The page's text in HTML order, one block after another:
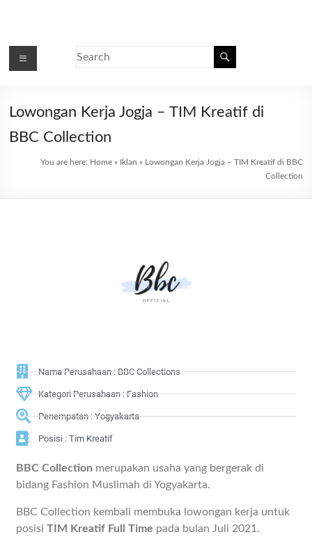
Lowongan Kerja Jogja – TIM Kreatif di
BBC Collection
You are here: Home» Iklan » Lowongan Kerja Jogja – TIM Kreatif di BBC
Collection
Nama Perusahaan : BBC Collections
Kategori Perusahaan : Fashion
Penempatan : Yogyakarta
Posisi : Tim Kreatif
BBC Collection merupakan usaha yang bergerak di
bidang Fashion Muslimah di Yogyakarta.
BBC Collection kembali membuka lowongan kerja untuk
posisiTIM Kreatif Full Time pada bulan Juli 2021.